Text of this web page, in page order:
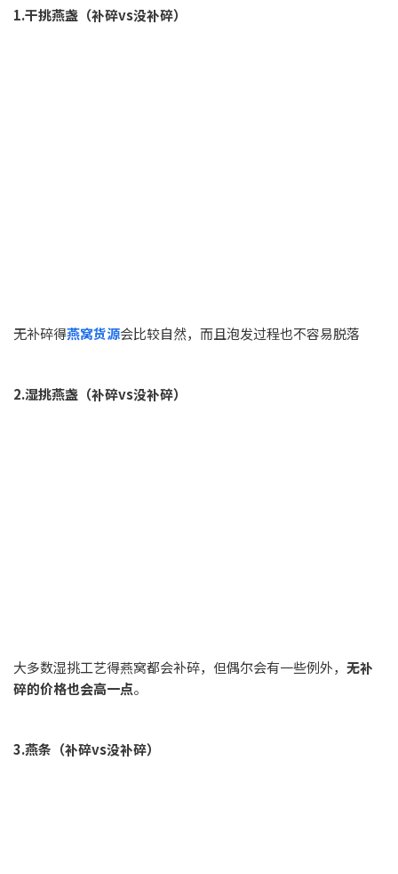
1.干挑燕盏（补碎vs没补碎）
无补碎得燕窝货源会比较自然，而且泡发过程也不容易脱落
2.湿挑燕盏（补碎vs没补碎）
大多数湿挑工艺得燕窝都会补碎，但偶尔会有一些例外， 无补
碎的价格也会高一点。
3.燕条（补碎vs没补碎）